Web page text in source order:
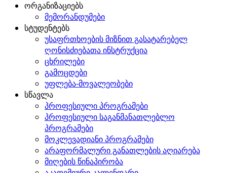
ორგანიზაციებს
მემორანდუმები
სტუდენტებს
უსაფრთხოების მიზნით გასატარებელ
ღონისძიებათა ინსტრუქცია
ცხრილები
გამოცდები
უფლება-მოვალეობები
სწავლა
პროფესიული პროგრამები
პროფესიული საგანმანათლებლო
პროგრამები
მოკლევადიანი პროგრამები
არაფორმალური განათლების აღიარება
მიღების წინაპირობა